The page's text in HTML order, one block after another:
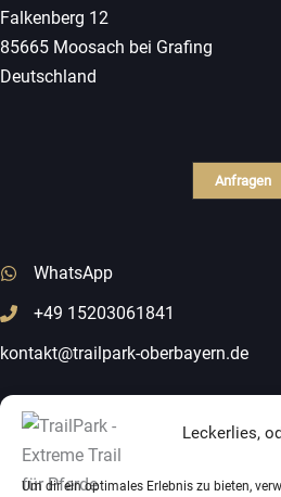
Leckerlies,
Um dir ein optimales Erlebnis zu bieten,
Falkenberg 12
85665 Moosach bei Grafing
Deutschland
Anfragen
WhatsApp
+49 15203061841
kontakt@trailpark-oberbayern.de